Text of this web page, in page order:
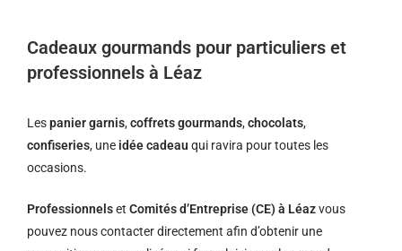
Cadeaux gourmands pour particuliers et
professionnels à Léaz
Lespanier garnis,coffrets gourmands,chocolats,
confiseries, une idée cadeau qui ravira pour toutes les
occasions.
Professionnelset Comités d’Entreprise (CE) à Léazvous
pouvez nous contacter directement afin d’obtenir une